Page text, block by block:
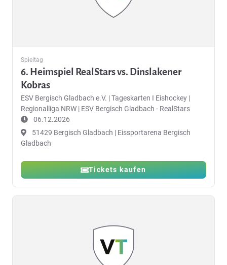
Spieltag
6. Heimspiel RealStars vs. Dinslakener
Kobras
ESV Bergisch Gladbach e.V. |Tageskarten I Eishockey |
Regionalliga NRW | ESV Bergisch Gladbach - RealStars
06.12.2026
51429 Bergisch Gladbach | Eissportarena Bergisch
Gladbach
Tickets kaufen